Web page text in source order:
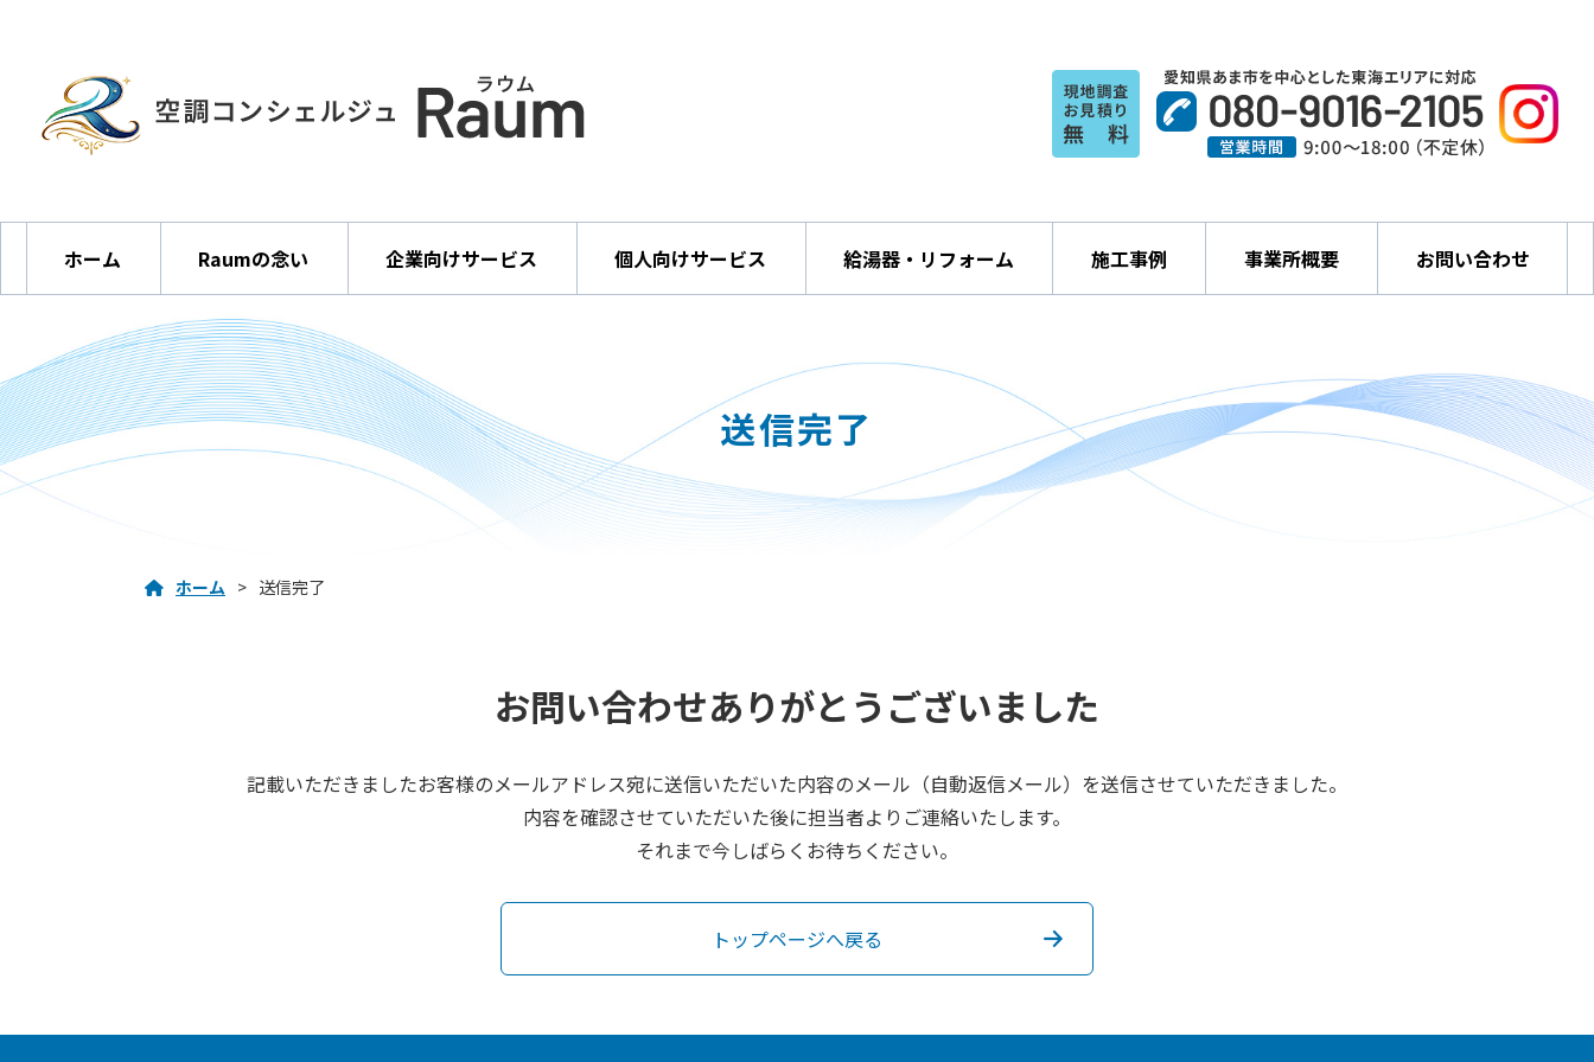
事業所概要
お問い合わせ
ホーム Raumの念い 企業向けサービス 個人向けサービス 給湯器・リフォーム 施工事例 事業所概要 お問い合わせ
送信完了
ホーム 送信完了
お問い合わせありがとうございました
記載いただきましたお客様のメールアドレス宛に送信いただいた内容のメール（自動返信メール）を送信させていただきました。
内容を確認させていただいた後に担当者よりご連絡いたします。
それまで今しばらくお待ちください。
トップページへ戻る